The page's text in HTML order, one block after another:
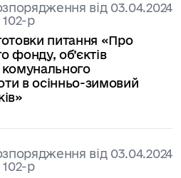
від 03.04.2024
р
питання «Про
фонду, об’єктів
комунального
в осінньо-зимовий
від 03.04.2024
р